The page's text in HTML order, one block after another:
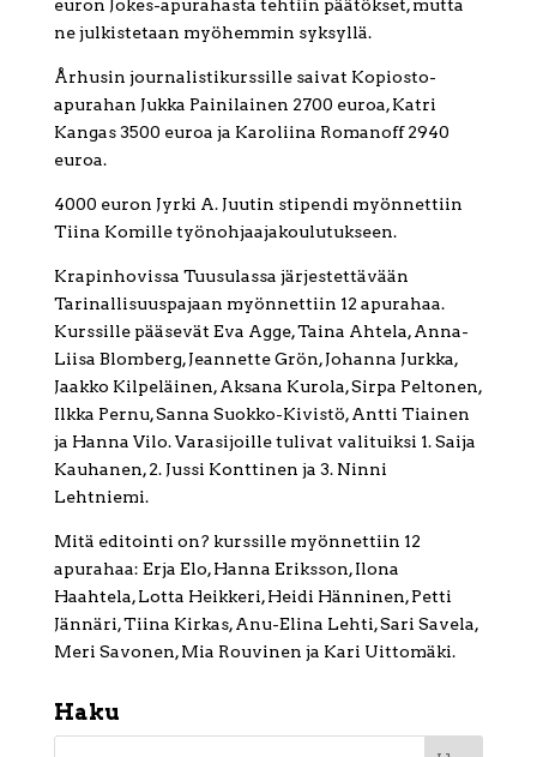
euron Jokes-apurahasta tehtiin päätökset, mutta
ne julkistetaan myöhemmin syksyllä.
Århusin journalistikurssille saivat Kopiosto-
apurahan Jukka Painilainen 2700 euroa, Katri
Kangas 3500 euroa ja Karoliina Romanoff 2940
euroa.
4000 euron Jyrki A. Juutin stipendi myönnettiin
Tiina Komille työnohjaajakoulutukseen.
Krapinhovissa Tuusulassa järjestettävään
Tarinallisuuspajaan myönnettiin 12 apurahaa.
Kurssille pääsevät Eva Agge, Taina Ahtela, Anna-
Liisa Blomberg, Jeannette Grön, Johanna Jurkka,
Jaakko Kilpeläinen, Aksana Kurola, Sirpa Peltonen,
Ilkka Pernu, Sanna Suokko-Kivistö, Antti Tiainen
ja Hanna Vilo. Varasijoille tulivat valituiksi 1. Saija
Kauhanen, 2. Jussi Konttinen ja 3. Ninni
Lehtniemi.
Mitä editointi on? kurssille myönnettiin 12
apurahaa: Erja Elo, Hanna Eriksson, Ilona
Haahtela, Lotta Heikkeri, Heidi Hänninen, Petti
Jännäri, Tiina Kirkas, Anu-Elina Lehti, Sari Savela,
Meri Savonen, Mia Rouvinen ja Kari Uittomäki.
Haku